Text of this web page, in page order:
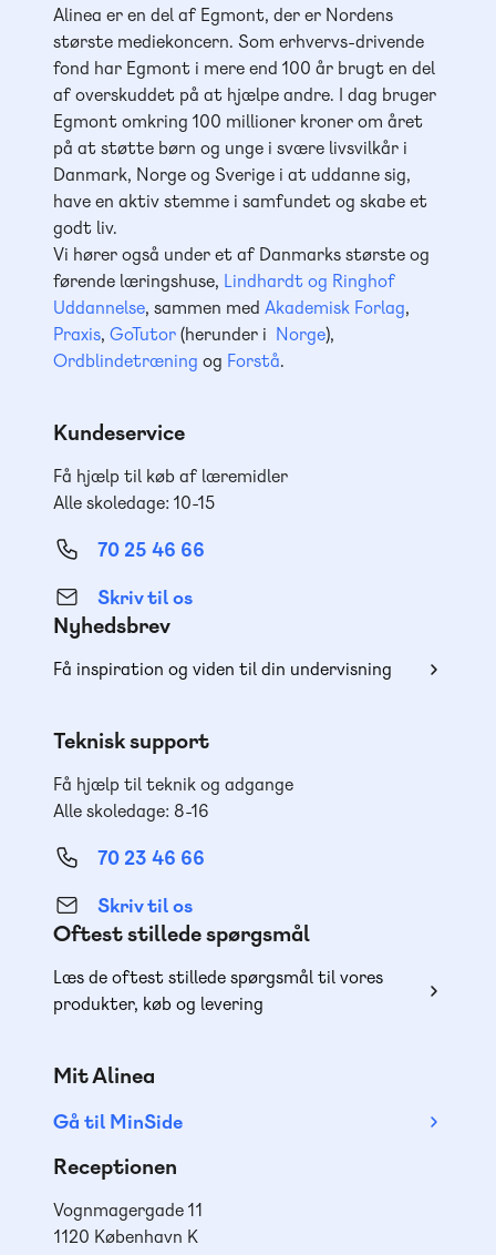
Alinea er en del af Egmont, der er Nordens
største mediekoncern. Som erhvervs-drivende
fond har Egmont i mere end 100 år brugt en del
af overskuddet på at hjælpe andre. I dag bruger
Egmont omkring 100 millioner kroner om året
på at støtte børn og unge i svære livsvilkår i
Danmark, Norge og Sverige i at uddanne sig,
have en aktiv stemme i samfundet og skabe et
godt liv.
Vi hører også under et af Danmarks største og
førende læringshuse, Lindhardt og Ringhof
Uddannelse, sammen med Akademisk Forlag,
Praxis, GoTutor(herunder i Norge),
Ordblindetræning og Forstå.
Kundeservice
Få hjælp til køb af læremidler
Alle skoledage: 10-15
70 25 46 66
Skriv til os
Nyhedsbrev
Få inspiration og viden til din undervisning
Teknisk support
Få hjælp til teknik og adgange
Alle skoledage: 8-16
70 23 46 66
Skriv til os
Oftest stillede spørgsmål
Læs de oftest stillede spørgsmål til vores
produkter, køb og levering
Mit Alinea
Gå til MinSide
Receptionen
Vognmagergade 11
1120 København K